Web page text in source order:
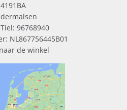
4191BA
96768940
NL867756445B01
de winkel